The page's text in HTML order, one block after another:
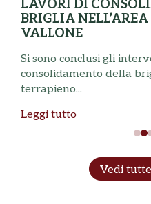
LAVORI DI
BRIGLIA
VALLONE
Si sono conclusi gli
consolidamento della
terrapieno...
Leggi tutto
Vedi